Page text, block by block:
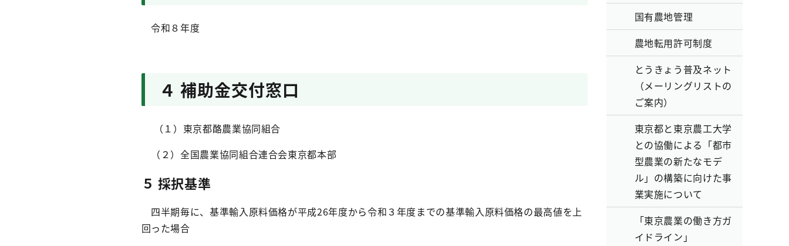
令和８年度
４ 補助金交付窓口
（１）東京都酪農業協同組合
（２）全国農業協同組合連合会東京都本部
５ 採択基準
四半期毎に、基準輸入原料価格が平成26年度から令和３年度までの基準輸入原料価格の最高値を上
回った場合
国有農地管理
農地転用許可制度
とうきょう普及ネット
（メーリングリストの
ご案内）
東京都と東京農工大学
との協働による「都市
型農業の新たなモデ
ル」の構築に向けた事
業実施について
「東京農業の働き方ガ
イドライン」